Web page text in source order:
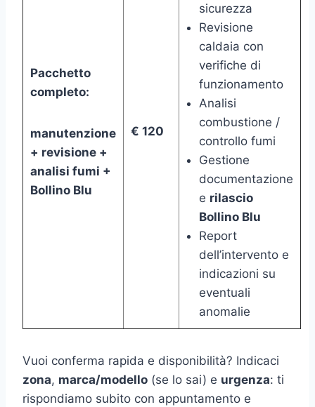
Pacchetto
completo:
manutenzione
+ revisione +
analisi fumi +
Bollino Blu
€ 120
sicurezza
Revisione
caldaia con
verifiche di
funzionamento
Analisi
combustione /
controllo fumi
Gestione
documentazione
e rilascio
Bollino Blu
Report
dell’intervento e
indicazioni su
eventuali
anomalie
Vuoi conferma rapida e disponibilità? Indicaci
zona, marca/modello (se lo sai) e urgenza: ti
rispondiamo subito con appuntamento e